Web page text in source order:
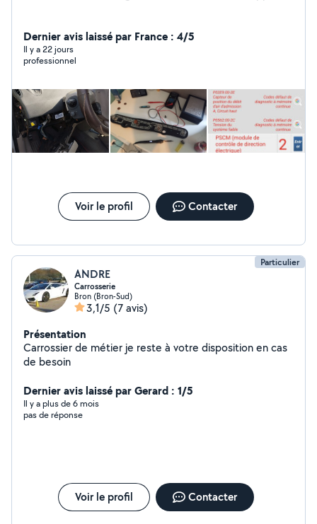
Dernier avis laissé par France : 4/5
Il y a 22 jours
professionnel
Voir le profil Contacter
Particulier
ANDRE
Carrosserie
Bron (Bron-Sud)
3,1/5 (7 avis)
Présentation
Carrossier de métier je reste à votre disposition en cas
de besoin
Dernier avis laissé par Gerard : 1/5
Il y a plus de 6 mois
pas de réponse
Voir le profil Contacter